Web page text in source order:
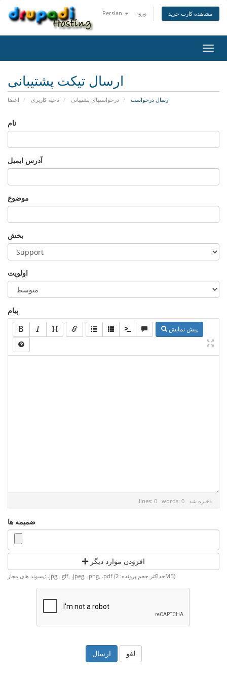
Persian ورود مشاهده کارت خرید
تغییر
ارسال تیکت پشتیبانی
اعضا ناحیه کاربری درخواستهای پشتیبانی ارسال درخواست
نام
آدرس ایمیل
موضوع
بخش
اولویت
پیام
پیش نمایش
lines: 0 words: 0 ذخیره شد
ضمیمه ها
افزودن موارد دیگر
پسوند های مجاز: .jpg, .gif, .jpeg, .png, .pdf (حداکثر حجم پرونده: 2MB)
لغو